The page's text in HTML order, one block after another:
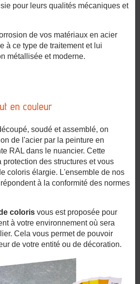
pour leurs qualités mécaniques et
de vos matériaux en acier
à ce type de traitement et lui
métallisée et moderne.
en couleur
soudé et assemblé, on
de l'acier par la peinture en
RAL dans le nuancier. Cette
des structures et vous
coloris élargie. L'ensemble de nos
à la conformité des normes
coloris vous est proposée pour
à votre environnement où sera
Cela vous permet de pouvoir
de votre entité ou de décoration.